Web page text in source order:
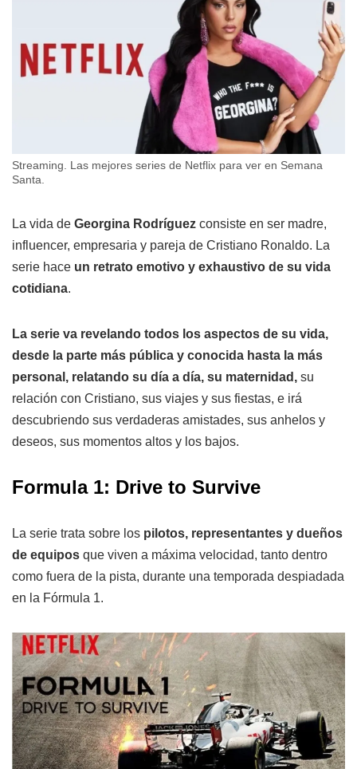
Streaming. Las mejores series de Netflix para ver en Semana
Santa.
La vida de Georgina Rodríguez consiste en ser madre,
influencer, empresaria y pareja de Cristiano Ronaldo. La
serie hace un retrato emotivo y exhaustivo de su vida
cotidiana.
La serie va revelando todos los aspectos de su vida,
desde la parte más pública y conocida hasta la más
personal, relatando su día a día, su maternidad, su
relación con Cristiano, sus viajes y sus fiestas, e irá
descubriendo sus verdaderas amistades, sus anhelos y
deseos, sus momentos altos y los bajos.
Formula 1: Drive to Survive
La serie trata sobre los pilotos, representantes y dueños
de equipos que viven a máxima velocidad, tanto dentro
como fuera de la pista, durante una temporada despiadada
en la Fórmula 1.